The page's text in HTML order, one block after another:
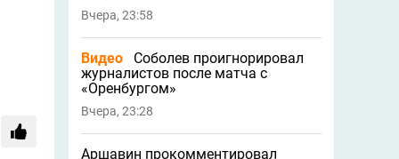
Вчера, 23:58
Видео
Соболев проигнорировал
журналистов после матча с
«Оренбургом»
Вчера, 23:28
Аршавин прокомментировал